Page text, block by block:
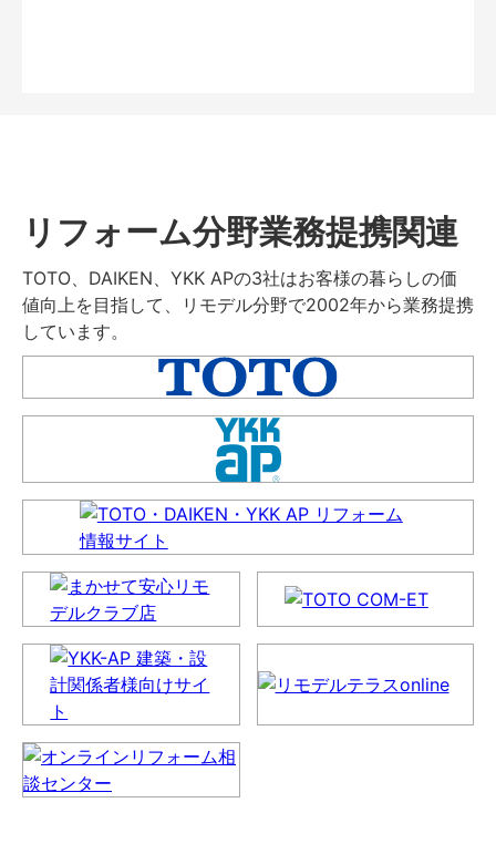
リフォーム分野業務提携関連
TOTO、DAIKEN、YKK APの3社はお客様の暮らしの価
値向上を目指して、リモデル分野で2002年から業務提携
しています。